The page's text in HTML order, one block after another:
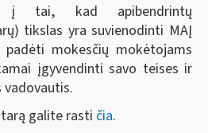
į tai, kad apibendrintų
tikslas yra suvienodinti MAĮ
mokesčių mokėtojams
įgyvendinti savo teises ir
vadovautis.
galite rasti čia.